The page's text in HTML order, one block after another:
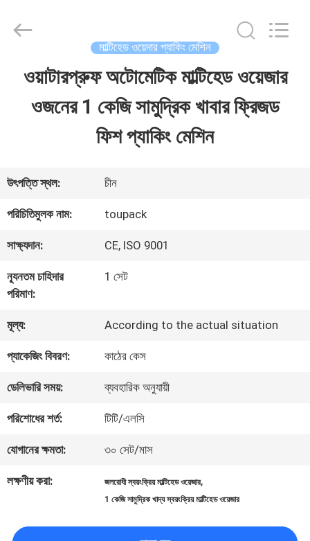
বাড়ি
আমাদের
সম্পর্কে
ফ্যাক্টরি
ট্যুর
মান
নিয়ন্ত্রণ
আমাদের
সাথে
যোগাযোগ
EQUIPMENT
মাল্টিহেড ওয়েদার প্যাকিং মেশিন
ওয়াটারপ্রুফ অটোমেটিক মাল্টিহেড ওয়েজার
ওজনের 1 কেজি সামুদ্রিক খাবার ফ্রিজড
ফিশ প্যাকিং মেশিন
উৎপত্তি স্থল: চীন
পরিচিতিমুলক নাম: toupack
সাক্ষ্যদান: CE, ISO 9001
ন্যূনতম চাহিদার
পরিমাণ:
1 সেট
মূল্য: According to the actual situation
প্যাকেজিং বিবরণ: কাঠের কেস
ডেলিভারি সময়: ব্যবহারিক অনুযায়ী
পরিশোধের শর্ত: টিটি/এলসি
যোগানের ক্ষমতা: ৩০ সেট/মাস
লক্ষণীয় করা: জলরোধী স্বয়ংক্রিয় মাল্টিহেড ওয়েজার,
1 কেজি সামুদ্রিক খাদ্য স্বয়ংক্রিয় মাল্টিহেড ওয়েজার